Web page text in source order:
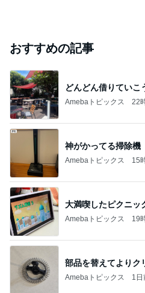
おすすめの記事
どんどん借りていこ
Amebaトピックス 22
神がかってる掃除機
Amebaトピックス 15
大満喫したピクニッ
Amebaトピックス 19
部品を替えてよりク
Amebaトピックス 1日